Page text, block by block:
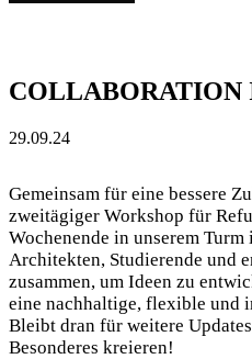
29.09.24
Gemeinsam für eine bessere
zweitägiger Workshop für
Wochenende in unserem Turm
Architekten, Studierende und
zusammen, um Ideen zu
eine nachhaltige, flexible und
Bleibt dran für weitere
Besonderes kreieren!